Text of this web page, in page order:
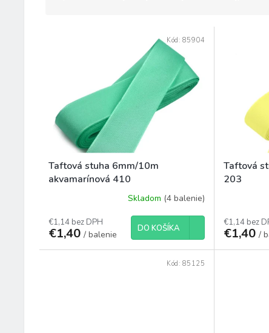
o
v
k
t
Taftová stuha 6mm/10m
akvamarínová 410
Skladom (4 balenie)
€1,14 bez DPH
€1,40 / balenie
DO KOŠÍKA
Kód: 85904
Taftová
203
€1,14 bez
€1,40/
Kód: 85125